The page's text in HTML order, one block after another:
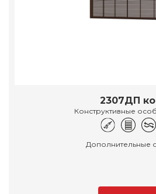
2307ДП
Конструктивные
Дополнительные